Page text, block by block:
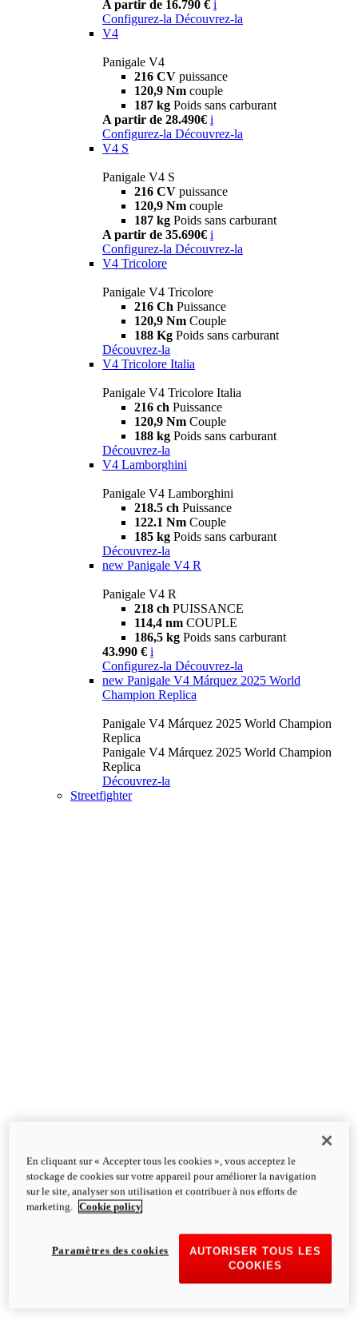
A partir de 16.790 € i
Configurez-la Découvrez-la
V4
Panigale V4
216 CV puissance
120,9 Nm couple
187 kg Poids sans carburant
A partir de 28.490€ i
Configurez-la Découvrez-la
V4 S
Panigale V4 S
216 CV puissance
120,9 Nm couple
187 kg Poids sans carburant
A partir de 35.690€ i
Configurez-la Découvrez-la
V4 Tricolore
Panigale V4 Tricolore
216 Ch Puissance
120,9 Nm Couple
188 Kg Poids sans carburant
Découvrez-la
V4 Tricolore Italia
Panigale V4 Tricolore Italia
216 ch Puissance
120,9 Nm Couple
188 kg Poids sans carburant
Découvrez-la
V4 Lamborghini
Panigale V4 Lamborghini
218.5 ch Puissance
122.1 Nm Couple
185 kg Poids sans carburant
Découvrez-la
new Panigale V4 R
Panigale V4 R
218 ch PUISSANCE
114,4 nm COUPLE
186,5 kg Poids sans carburant
43.990 € i
Configurez-la Découvrez-la
new Panigale V4 Márquez 2025 World
Champion Replica
Panigale V4 Márquez 2025 World Champion
Replica
Panigale V4 Márquez 2025 World Champion
Replica
Découvrez-la
Streetfighter
En cliquant sur « Accepter tous les cookies », vous acceptez le
stockage de cookies sur votre appareil pour améliorer la navigation
sur le site, analyser son utilisation et contribuer à nos efforts de
marketing.
Cookie policy
AUTORISER TOUS LES
COOKIES
Paramètres des cookies